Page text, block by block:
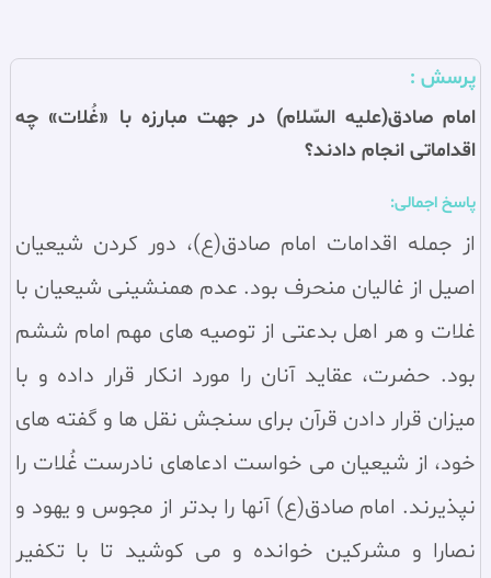
پرسش :
امام صادق(علیه السّلام) در جهت مبارزه با «غُلات» چه
اقداماتی انجام دادند؟
پاسخ اجمالی:
از جمله اقدامات امام صادق(ع)، دور کردن شیعیان
اصیل از غالیان منحرف بود. عدم همنشینی شيعيان با
غلات و هر اهل بدعتی از توصيه های مهم امام ششم
بود. حضرت، عقاید آنان را مورد انکار قرار داده و با
میزان قرار دادن قرآن برای سنجش نقل ها و گفته های
خود، از شیعیان می خواست ادعاهای نادرست غُلات را
نپذیرند. امام صادق(ع) آنها را بدتر از مجوس و یهود و
نصارا و مشرکین خوانده و می کوشید تا با تکفیر